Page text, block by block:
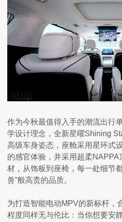
作为今秋最值得入手的潮流出行
学设计理念，全新星曜Shining
高级车身姿态，座舱采用星环式
的感官体验，并采用超柔NAPPA
材，从饰板到座椅，每一处细节
兽”般高贵的品质。
为打造智能电动MPV的新标杆，
程度同样无与伦比：当你想要安